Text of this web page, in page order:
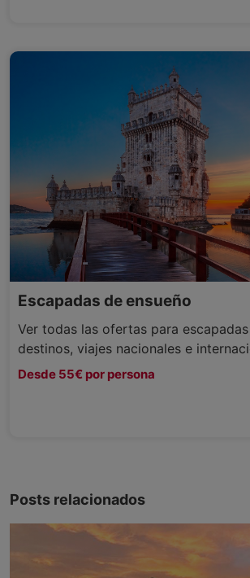
Escapadas de ensueño
Ver todas las ofertas para
destinos, viajes nacionales e
Desde 55€ por persona
Posts relacionados